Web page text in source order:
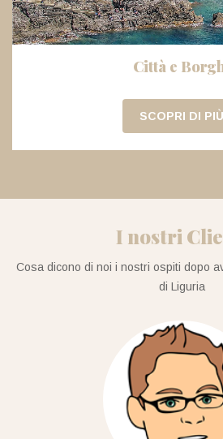
Città e
SCOPRI DI PIÙ
I nostri
Cosa dicono di noi i nostri ospiti dopo
di Liguria